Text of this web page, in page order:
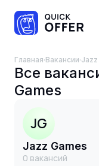
Главная·Вакансии·
Все
Games
JG
Jazz Games
0 вакансий